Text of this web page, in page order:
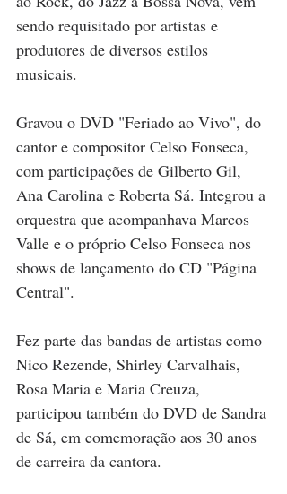
sendo requisitado por artistas e
produtores de diversos estilos
musicais.
Gravou o DVD "Feriado ao Vivo", do
cantor e compositor Celso Fonseca,
com participações de Gilberto Gil,
Ana Carolina e Roberta Sá. Integrou a
orquestra que acompanhava Marcos
Valle e o próprio Celso Fonseca nos
shows de lançamento do CD "Página
Central".
Fez parte das bandas de artistas como
Nico Rezende, Shirley Carvalhais,
Rosa Maria e Maria Creuza,
participou também do DVD de Sandra
de Sá, em comemoração aos 30 anos
de carreira da cantora.